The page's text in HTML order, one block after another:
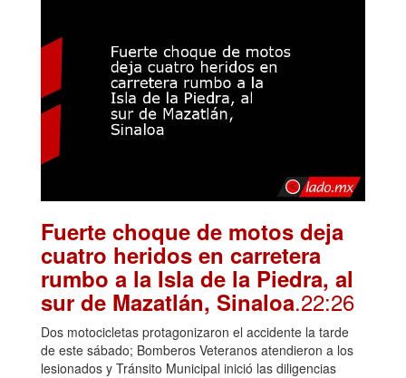
Fuerte choque de motos deja
cuatro heridos en carretera
rumbo a la Isla de la Piedra, al
sur de Mazatlán, Sinaloa.22:26
Dos motocicletas protagonizaron el accidente la tarde
de este sábado; Bomberos Veteranos atendieron a los
lesionados y Tránsito Municipal inició las diligencias